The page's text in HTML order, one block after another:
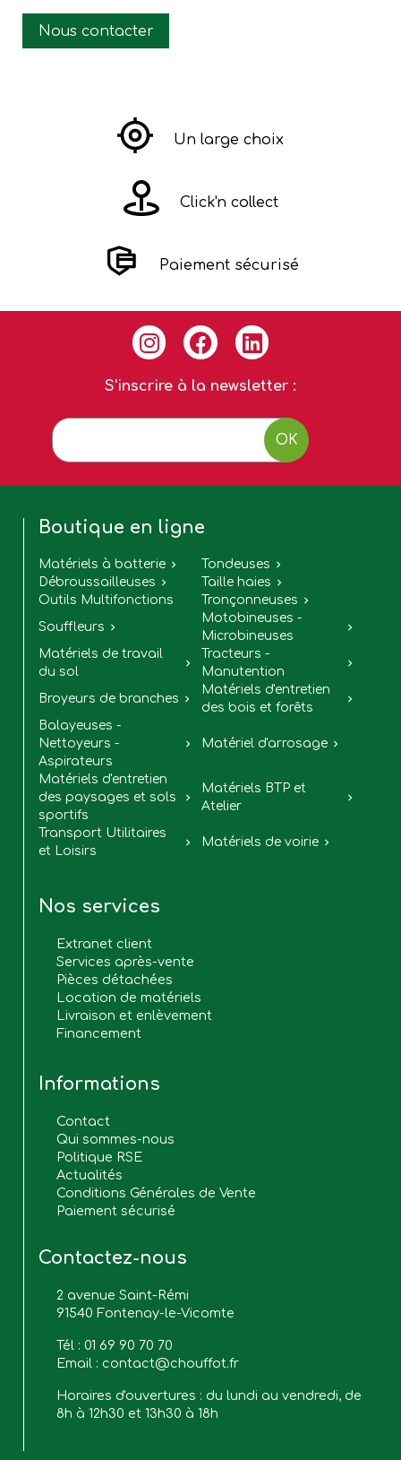
Nous contacter
Un large choix
Click'n collect
Paiement sécurisé
S'inscrire à la newsletter :
OK
Boutique en ligne
Matériels à batterie  Tondeuses 
Débroussailleuses  Taille haies 
Outils Multifonctions Tronçonneuses 
Souffleurs 
Motobineuses -
Microbineuses

Matériels de travail
du sol

Tracteurs -
Manutention

Broyeurs de branches 
Matériels d'entretien
des bois et forêts

Balayeuses -
Nettoyeurs -
Aspirateurs
 Matériel d'arrosage 
Matériels d'entretien
des paysages et sols
sportifs

Matériels BTP et
Atelier

Transport Utilitaires
et Loisirs
 Matériels de voirie 
Nos services
Extranet client
Services après-vente
Pièces détachées
Location de matériels
Livraison et enlèvement
Financement
Informations
Contact
Qui sommes-nous
Politique RSE
Actualités
Conditions Générales de Vente
Paiement sécurisé
Contactez-nous
2 avenue Saint-Rémi
91540 Fontenay-le-Vicomte
Tél : 01 69 90 70 70
Email : contact@chouffot.fr
Horaires d'ouvertures : du lundi au vendredi, de
8h à 12h30 et 13h30 à 18h